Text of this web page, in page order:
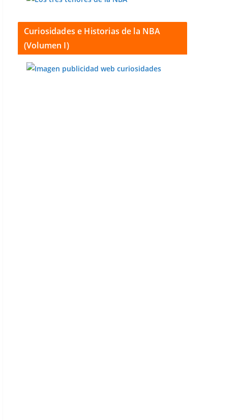
Curiosidades e Historias de la NBA
(Volumen I)